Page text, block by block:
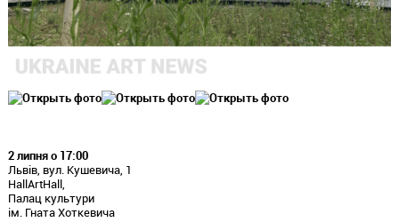
2 липня о 17:00
Львів, вул. Кушевича, 1
HallArtHall,
Палац культури
ім. Гната Хоткевича